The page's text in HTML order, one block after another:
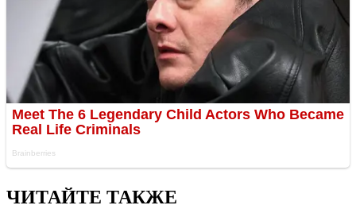
ЧИТАЙТЕ ТАКЖЕ